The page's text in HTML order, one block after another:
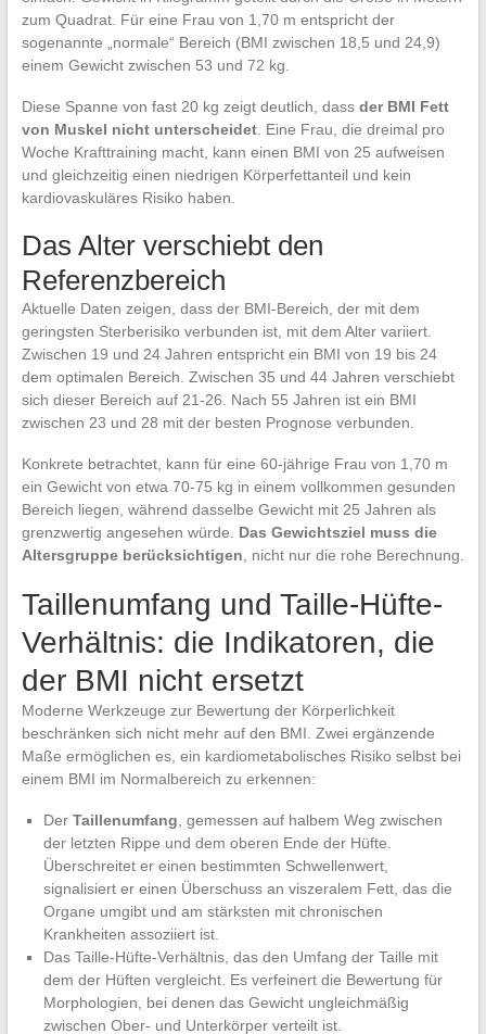
zum Quadrat. Für eine Frau von 1,70 m entspricht der
sogenannte „normale“ Bereich (BMI zwischen 18,5 und 24,9)
einem Gewicht zwischen 53 und 72 kg.
Diese Spanne von fast 20 kg zeigt deutlich, dass der BMI Fett
von Muskel nicht unterscheidet. Eine Frau, die dreimal pro
Woche Krafttraining macht, kann einen BMI von 25 aufweisen
und gleichzeitig einen niedrigen Körperfettanteil und kein
kardiovaskuläres Risiko haben.
Das Alter verschiebt den
Referenzbereich
Aktuelle Daten zeigen, dass der BMI-Bereich, der mit dem
geringsten Sterberisiko verbunden ist, mit dem Alter variiert.
Zwischen 19 und 24 Jahren entspricht ein BMI von 19 bis 24
dem optimalen Bereich. Zwischen 35 und 44 Jahren verschiebt
sich dieser Bereich auf 21-26. Nach 55 Jahren ist ein BMI
zwischen 23 und 28 mit der besten Prognose verbunden.
Konkrete betrachtet, kann für eine 60-jährige Frau von 1,70 m
ein Gewicht von etwa 70-75 kg in einem vollkommen gesunden
Bereich liegen, während dasselbe Gewicht mit 25 Jahren als
grenzwertig angesehen würde. Das Gewichtsziel muss die
Altersgruppe berücksichtigen , nicht nur die rohe Berechnung.
Taillenumfang und Taille-Hüfte-
Verhältnis: die Indikatoren, die
der BMI nicht ersetzt
Moderne Werkzeuge zur Bewertung der Körperlichkeit
beschränken sich nicht mehr auf den BMI. Zwei ergänzende
Maße ermöglichen es, ein kardiometabolisches Risiko selbst bei
einem BMI im Normalbereich zu erkennen:
Der Taillenumfang , gemessen auf halbem Weg zwischen
der letzten Rippe und dem oberen Ende der Hüfte.
Überschreitet er einen bestimmten Schwellenwert,
signalisiert er einen Überschuss an viszeralem Fett, das die
Organe umgibt und am stärksten mit chronischen
Krankheiten assoziiert ist.
Das Taille-Hüfte-Verhältnis, das den Umfang der Taille mit
dem der Hüften vergleicht. Es verfeinert die Bewertung für
Morphologien, bei denen das Gewicht ungleichmäßig
zwischen Ober- und Unterkörper verteilt ist.